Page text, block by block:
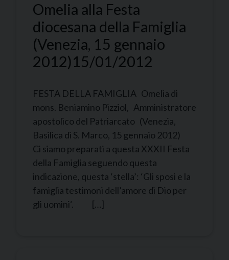
Omelia alla Festa
diocesana della Famiglia
(Venezia, 15 gennaio
2012)15/01/2012
FESTA DELLA FAMIGLIA Omelia di
mons. Beniamino Pizziol, Amministratore
apostolico del Patriarcato (Venezia,
Basilica di S. Marco, 15 gennaio 2012)
Ci siamo preparati a questa XXXII Festa
della Famiglia seguendo questa
indicazione, questa ‘stella’: ‘Gli sposi e la
famiglia testimoni dell’amore di Dio per
gli uomini‘. […]